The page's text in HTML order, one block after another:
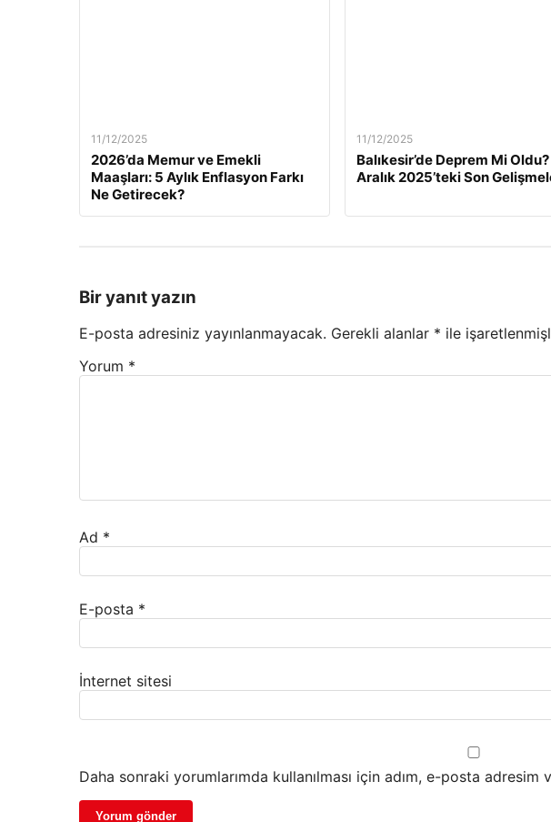
11/12/2025
2026’da Memur ve Emekli
Maaşları: 5 Aylık Enflasyon Farkı
Ne Getirecek?
11/12/2025
Balıkesir’de Deprem Mi
Aralık 2025’teki Son
Bir yanıt yazın
E-posta adresiniz yayınlanmayacak. Gerekli alanlar * ile
Yorum *
Ad *
E-posta *
İnternet sitesi
Daha sonraki yorumlarımda kullanılması için adım, e-posta